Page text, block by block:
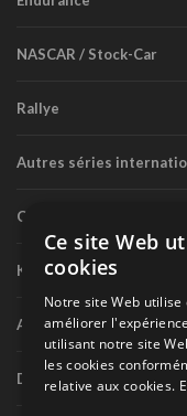
NASCAR / Stock-Car
Rallye
Autres séries
Circuit routier canadien
Karting
Autres séries nationales
Divers
Ce site Web
cookies
Notre site Web utilise
améliorer
utilisant notre site
les cookies
relative aux cookies.